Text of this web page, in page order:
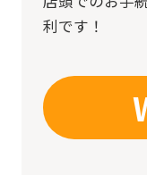
利です！